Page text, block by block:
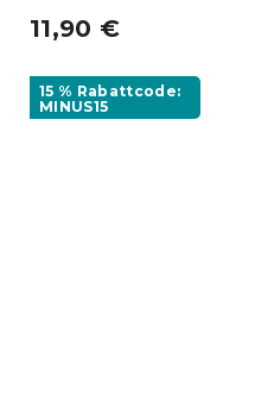
11,90 €
15 % Rabattcode:
MINUS15